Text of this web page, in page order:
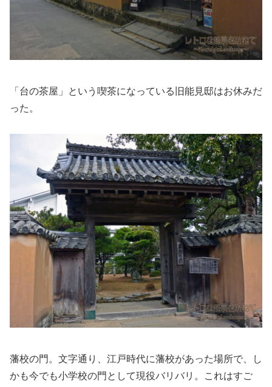
「台の茶屋」という喫茶になっている旧能見邸はお休みだ
った。
藩校の門。文字通り、江戸時代に藩校があった場所で、し
かも今でも小学校の門として現役バリバリ。これはすご